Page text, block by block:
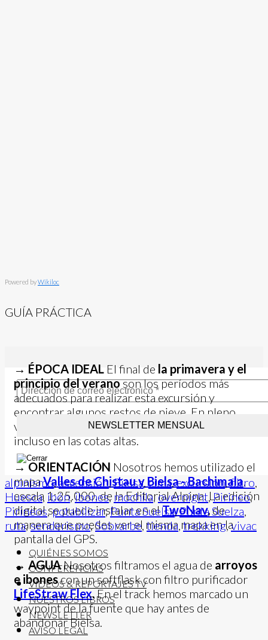
Powered byWikiloc
GUÍA PRÁCTICA
→ ÉPOCA IDEAL El final de la primavera y el
principio del veranoson los períodos más
adecuados para realizar esta excursión y
encontrar algunos restos de nieve. En pleno
verano, con sol, el calor puede ser intenso
incluso en las cotas altas.
→ORIENTACIÓN Nosotros hemos utilizado el
mapaValles de Chistau y Bielsa - Bachimala,
escala 1:25.000, de la Editorial Alpina. La edición
digital se puede instalar en elTwoNav,de
manera que puedes ver el misma mapa en la
pantalla del GPS.
→ AGUANosotros filtramos el agua de arroyos
e ibonescon un softflask con filtro purificador
LifeStraw Flex.En el track hemos marcado un
waypoint de la fuente que hay antes de
abandonar Bielsa.
alpinismo,ascensión,Bielsa,cima,excursión,filtro,
Huesca, ibón,ibones, mochila,overnight,Pirineo,
Pirineos,potabilizar,Punta Suelsa,Punta Suelza,
ruta,senderismo,Sobrarbe, tienda,trekking,vivac
QUIÉNES SOMOS
CONFERENCIAS
VÍDEOS & REPORTAJES TV
NUESTROS LIBROS
NEWSLETTER
AVISO LEGAL